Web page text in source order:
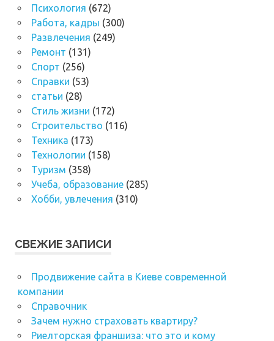
Психология (672)
Работа, кадры (300)
Развлечения (249)
Ремонт (131)
Спорт (256)
Справки (53)
статьи (28)
Стиль жизни (172)
Строительство (116)
Техника (173)
Технологии (158)
Туризм (358)
Учеба, образование(285)
Хобби, увлечения (310)
СВЕЖИЕ ЗАПИСИ
Продвижение сайта в Киеве современной
компании
Справочник
Зачем нужно страховать квартиру?
Риелторская франшиза: что это и кому